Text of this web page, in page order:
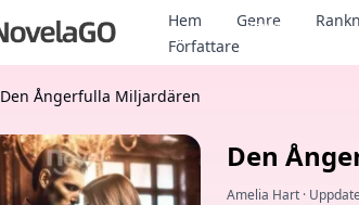
Hem Genre
Författare
Bonus
Den Ångerfulla Miljardären
Den
Amelia Hart ·